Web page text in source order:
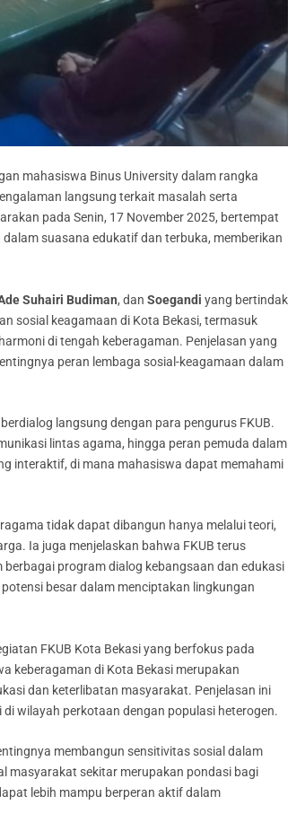
mahasiswa Binus University dalam rangka
langsung terkait masalah serta
pada Senin, 17 November 2025, bertempat
suasana edukatif dan terbuka, memberikan
Suhairi Budiman, danSoegandi yang bertindak
sosial keagamaan di Kota Bekasi, termasuk
di tengah keberagaman. Penjelasan yang
peran lembaga sosial-keagamaan dalam
langsung dengan para pengurus FKUB.
lintas agama, hingga peran pemuda dalam
interaktif, di mana mahasiswa dapat memahami
tidak dapat dibangun hanya melalui teori,
Ia juga menjelaskan bahwa FKUB terus
program dialog kebangsaan dan edukasi
besar dalam menciptakan lingkungan
FKUB Kota Bekasi yang berfokus pada
keberagaman di Kota Bekasi merupakan
dan keterlibatan masyarakat. Penjelasan ini
wilayah perkotaan dengan populasi heterogen.
membangun sensitivitas sosial dalam
masyarakat sekitar merupakan pondasi bagi
lebih mampu berperan aktif dalam